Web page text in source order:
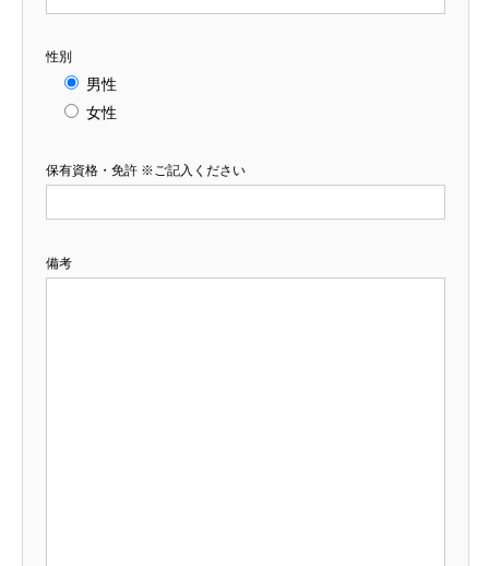
性別
男性
女性
保有資格・免許 ※ご記入ください
備考